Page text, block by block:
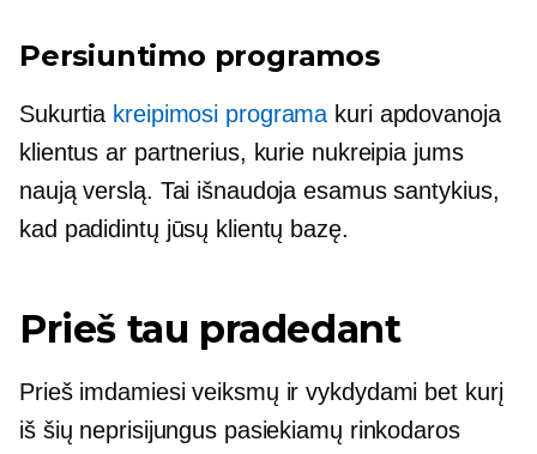
Persiuntimo programos
Sukurtia kreipimosi programa kuri apdovanoja
klientus ar partnerius, kurie nukreipia jums
naują verslą. Tai išnaudoja esamus santykius,
kad padidintų jūsų klientų bazę.
Prieš tau pradedant
Prieš imdamiesi veiksmų ir vykdydami bet kurį
iš šių neprisijungus pasiekiamų rinkodaros